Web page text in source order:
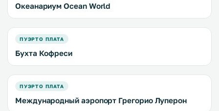
Океанариум Ocean World
ПУЭРТО ПЛАТА
Бухта Кофреси
ПУЭРТО ПЛАТА
Международный аэропорт Грегорио Луперон